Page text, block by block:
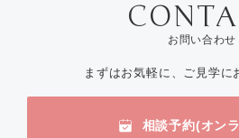
お問い合わせ
まずはお気軽に、ご見学に
相談予約(オン